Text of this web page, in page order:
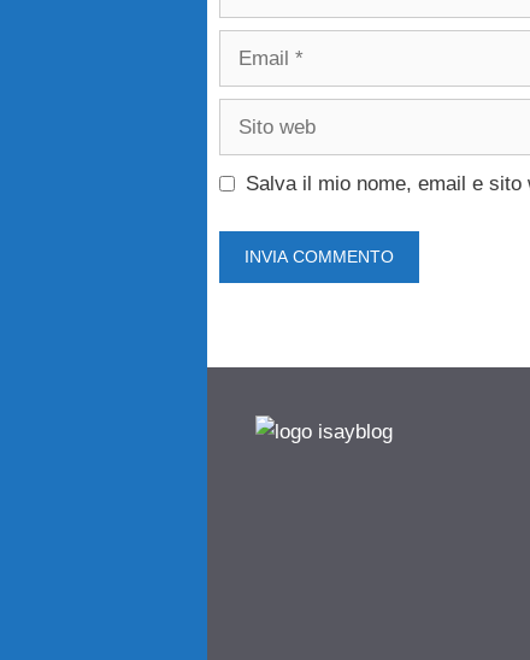
Email
Sito
Salva il mio nome, email e